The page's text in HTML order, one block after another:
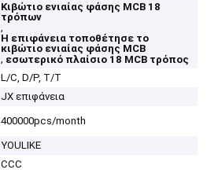
Κιβώτιο ενιαίας φάσης MCB 18
τρόπων
,
Η επιφάνεια τοποθέτησε το
κιβώτιο ενιαίας φάσης MCB
, εσωτερικό πλαίσιο 18 MCB τρόπος
L/C, D/P, T/T
JX επιφάνεια
400000pcs/month
YOULIKE
CCC